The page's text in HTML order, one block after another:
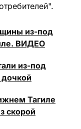
из-под
ВИДЕО
из-под
Тагиле
скорой